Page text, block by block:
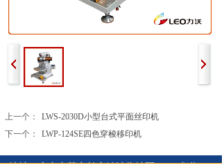
上一个：
LWS-2030D小型台式平面丝印机
下一个：
LWP-124SE四色穿梭移印机